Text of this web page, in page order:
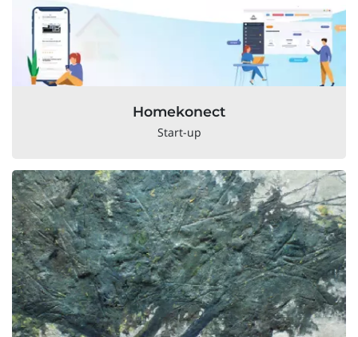
Homekonect
Start-up